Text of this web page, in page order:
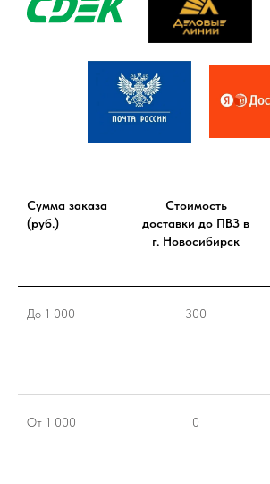
Сумма заказа
(руб.)
Стоимость
доставки до ПВЗ в
г. Новосибирск
До 1 000 300
От 1 000 0